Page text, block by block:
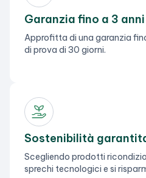
Garanzia fino a 3 anni
Approfitta di una garanzia
di prova di 30 giorni.
Sostenibilità
Scegliendo prodotti
sprechi tecnologici e si